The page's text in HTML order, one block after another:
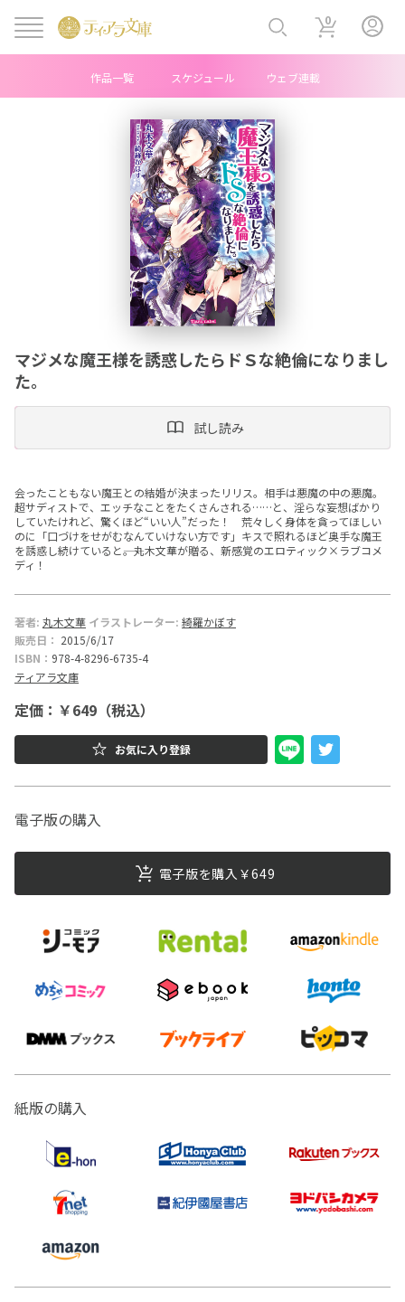
ニ
ュ
庫
作品一覧 スケジュール ウェブ連載
0
マジメな魔王様を誘惑したらドＳな絶倫になりまし
た。
試し読み
会ったこともない魔王との結婚が決まったリリス。相手は悪魔の中の悪魔。
超サディストで、エッチなことをたくさんされる……と、淫らな妄想ばかり
していたけれど、驚くほど“いい人”だった！ 荒々しく身体を貪ってほしい
のに「口づけをせがむなんていけない方です」キスで照れるほど奥手な魔王
を誘惑し続けていると――。丸木文華が贈る、新感覚のエロティック×ラブコメ
ディ！
著者: 丸木文華 イラストレーター: 綺羅かぼす
販売日： 2015/6/17
ISBN： 978-4-8296-6735-4
ティアラ文庫
定価：￥649（税込）
お気に入り登録
電子版の購入
電子版を購入￥649
紙版の購入